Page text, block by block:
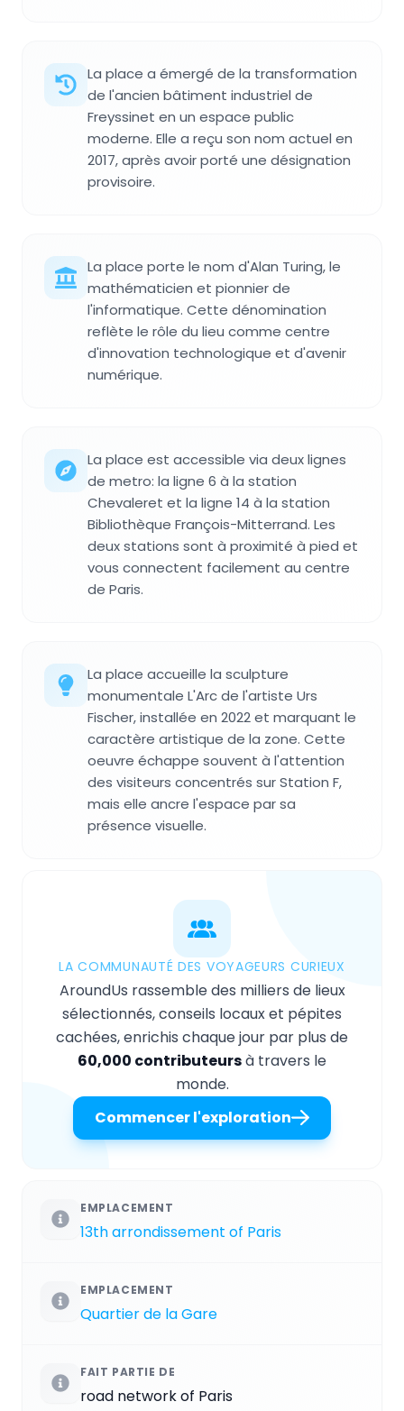
La place a émergé de la transformation
de l'ancien bâtiment industriel de
Freyssinet en un espace public
moderne. Elle a reçu son nom actuel en
2017, après avoir porté une désignation
provisoire.
La place porte le nom d'Alan Turing, le
mathématicien et pionnier de
l'informatique. Cette dénomination
reflète le rôle du lieu comme centre
d'innovation technologique et d'avenir
numérique.
La place est accessible via deux lignes
de metro: la ligne 6 à la station
Chevaleret et la ligne 14 à la station
Bibliothèque François-Mitterrand. Les
deux stations sont à proximité à pied et
vous connectent facilement au centre
de Paris.
La place accueille la sculpture
monumentale L'Arc de l'artiste Urs
Fischer, installée en 2022 et marquant le
caractère artistique de la zone. Cette
oeuvre échappe souvent à l'attention
des visiteurs concentrés sur Station F,
mais elle ancre l'espace par sa
présence visuelle.
LA COMMUNAUTÉ DES VOYAGEURS CURIEUX
AroundUs rassemble des milliers de lieux
sélectionnés, conseils locaux et pépites
cachées, enrichis chaque jour par plus de
60,000 contributeursà travers le
monde.
Commencer l'exploration
EMPLACEMENT
13th arrondissement of Paris
EMPLACEMENT
Quartier de la Gare
FAIT PARTIE DE
road network of Paris